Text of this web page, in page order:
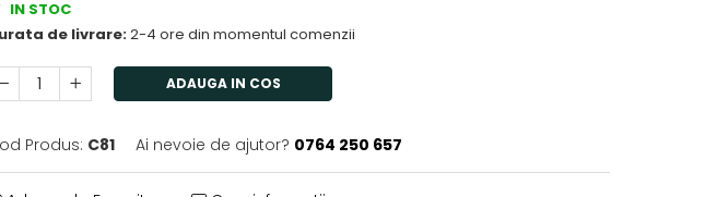
IN STOC
de livrare:2-4 ore din momentul comenzii
ADAUGA IN COS
Produs: C81 Ai nevoie de ajutor? 0764 250 657